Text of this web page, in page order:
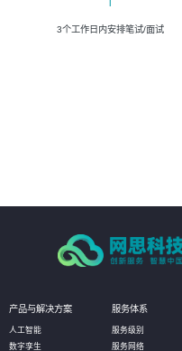
3个工作日内安排笔试/面试
产品与解决方案
人工智能
数字孪生
服务体系
服务级别
服务网络